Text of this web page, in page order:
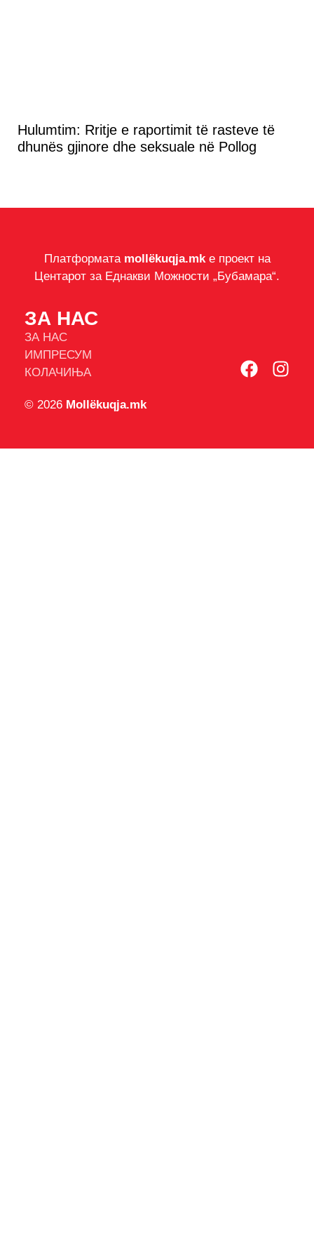
Hulumtim: Rritje e raportimit të rasteve të
dhunës gjinore dhe seksuale në Pollog
Платформата mollëkuqja.mkе проект на
Центарот за Еднакви Можности „Бубамара“.
ЗА НАС
ЗА НАС
ИМПРЕСУМ
КОЛАЧИЊА
© 2026 Mollëkuqja.mk